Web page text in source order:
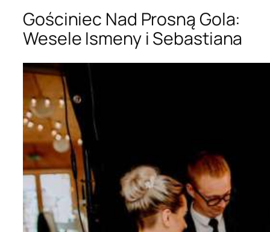
Gościniec Nad Prosną Gola:
Wesele Ismeny i Sebastiana